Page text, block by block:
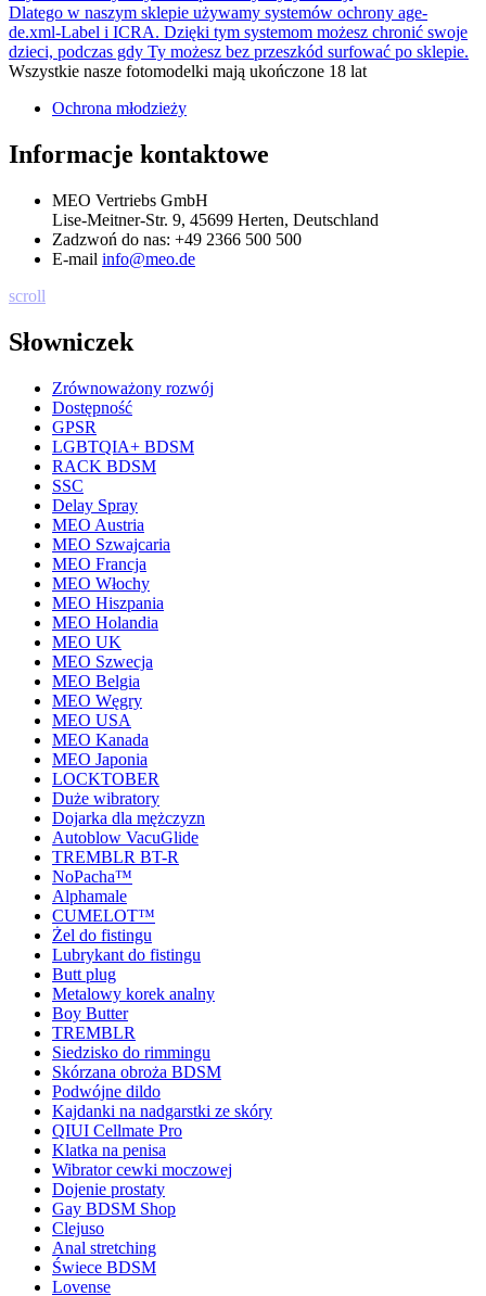
Dlatego w naszym sklepie używamy systemów ochrony age-
de.xml-Label i ICRA. Dzięki tym systemom możesz chronić swoje
dzieci, podczas gdy Ty możesz bez przeszkód surfować po sklepie.
Wszystkie nasze fotomodelki mają ukończone 18 lat
Ochrona młodzieży
Informacje kontaktowe
MEO Vertriebs GmbH
Lise-Meitner-Str. 9, 45699 Herten, Deutschland
Zadzwoń do nas: +49 2366 500 500
E-mail info@meo.de
scroll
Słowniczek
Zrównoważony rozwój
Dostępność
GPSR
LGBTQIA+ BDSM
RACK BDSM
SSC
Delay Spray
MEO Austria
MEO Szwajcaria
MEO Francja
MEO Włochy
MEO Hiszpania
MEO Holandia
MEO UK
MEO Szwecja
MEO Belgia
MEO Węgry
MEO USA
MEO Kanada
MEO Japonia
LOCKTOBER
Duże wibratory
Dojarka dla mężczyzn
Autoblow VacuGlide
TREMBLR BT-R
NoPacha™
Alphamale
CUMELOT™
Żel do fistingu
Lubrykant do fistingu
Butt plug
Metalowy korek analny
Boy Butter
TREMBLR
Siedzisko do rimmingu
Skórzana obroża BDSM
Podwójne dildo
Kajdanki na nadgarstki ze skóry
QIUI Cellmate Pro
Klatka na penisa
Wibrator cewki moczowej
Dojenie prostaty
Gay BDSM Shop
Clejuso
Anal stretching
Świece BDSM
Lovense